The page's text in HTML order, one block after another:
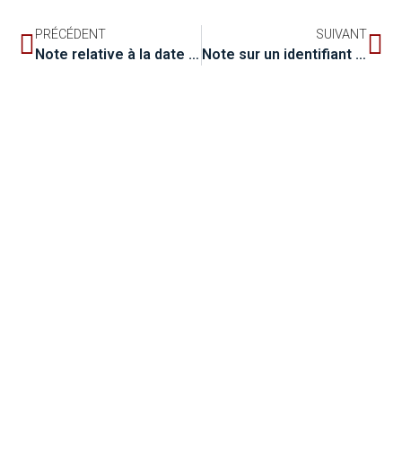
PRÉCÉDENT
Note relative à la date de copyright
SUIVANT
Note sur un identifiant de manifestation